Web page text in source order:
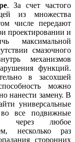
. За счет частого
из множества
числе передают
проектировании и
максимальной
смазочного
механизмов
функций.
в засохшей
можно
нанести замену. В
универсальные
все подвижные
через любое
несколько раз
сторонних